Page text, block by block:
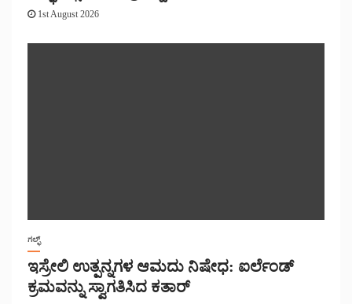
1st August 2026
ಗಲ್ಫ್
ಇಸ್ರೇಲಿ ಉತ್ಪನ್ನಗಳ ಆಮದು ನಿಷೇಧ: ಐರ್ಲೆಂಡ್
ಕ್ರಮವನ್ನು ಸ್ವಾಗತಿಸಿದ ಕತಾರ್